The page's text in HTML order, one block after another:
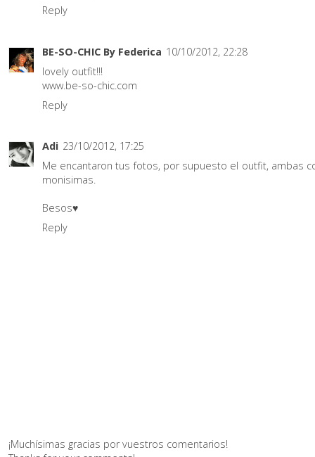
Reply
BE-SO-CHIC By Federica 10/10/2012, 22:28
lovely outfit!!!
www.be-so-chic.com
Reply
Adi 23/10/2012, 17:25
Me encantaron tus fotos, por supuesto el outfit, ambas
monisimas.
Besos♥
Reply
¡Muchísimas gracias por vuestros comentarios!